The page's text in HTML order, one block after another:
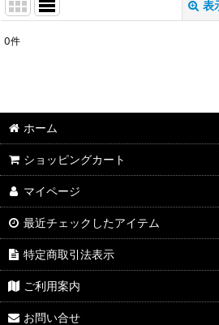
表
0件
ホーム
ショッピングカート
マイページ
最近チェックしたアイテム
特定商取引法表示
ご利用案内
お問い合せ